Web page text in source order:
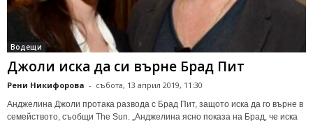
Водещи
Джоли иска да си върне Брад Пит
Рени Никифорова - събота, 13 април 2019, 11:30
Анджелина Джоли протака развода с Брад Пит, защото иска да го върне в
семейството, съобщи The Sun. „Анджелина ясно показа на Брад, че иска